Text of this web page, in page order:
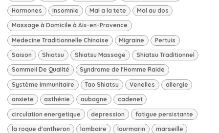
Hormones Insomnie Mal a la tete Mal au dos
Massage à Domicile à Aix-en-Provence
Medecine Traditionnelle Chinoise Migraine Pertuis
Saison Shiatsu Shiatsu Massage Shiatsu Traditionnel
Sommeil De Qualité Syndrome de l'Homme Raide
Système Immunitaire Tao Shiatsu Venelles allergie
anxiete asthénie aubagne cadenet
circulation energetique depression fatigue persistante
la roque d'antheron lombaire lourmarin marseille